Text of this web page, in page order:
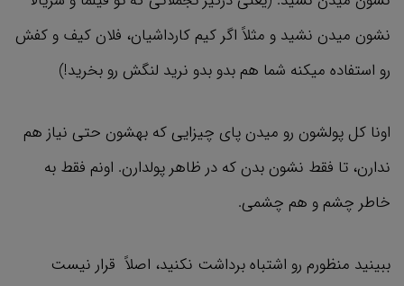
نشون میدن نشید و مثلاً اگر کیم کارداشیان، فلان کیف و کفش
رو استفاده میکنه شما هم بدو بدو نرید لنگش رو بخرید!)
اونا کل پولشون رو میدن پای چیزایی که بهشون حتی نیاز هم
ندارن، تا فقط نشون بدن که در ظاهر پولدارن. اونم فقط به
خاطر چشم و هم چشمی.
ببینید منظورم رو اشتباه برداشت نکنید، اصلاً قرار نیست